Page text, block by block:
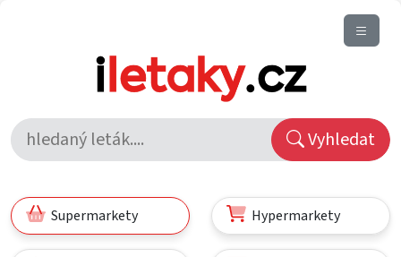
Vyhledat
Supermarkety Hypermarkety